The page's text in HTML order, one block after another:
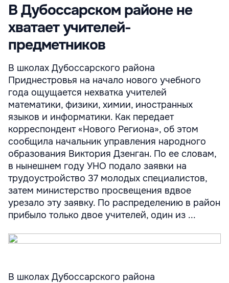
В Дубоссарском районе не
хватает учителей-
предметников
В школах Дубоссарского района
Приднестровья на начало нового учебного
года ощущается нехватка учителей
математики, физики, химии, иностранных
языков и информатики. Как передает
корреспондент «Нового Региона», об этом
сообщила начальник управления народного
образования Виктория Дзенган. По ее словам,
в нынешнем году УНО подало заявки на
трудоустройство 37 молодых специалистов,
затем министерство просвещения вдвое
урезало эту заявку. По распределению в район
прибыло только двое учителей, один из ...
В школах Дубоссарского района